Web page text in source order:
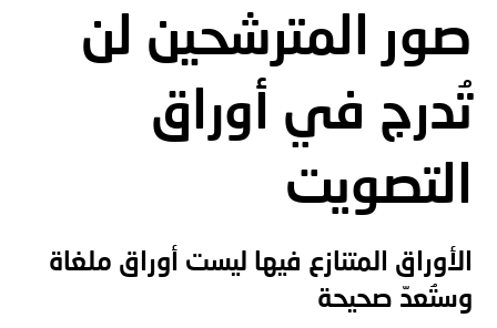
صور المترشحين لن
تُدرج في أوراق
التصويت
الأوراق المتنازع فيها ليست أوراق ملغاة
وستُعدّ صحيحة